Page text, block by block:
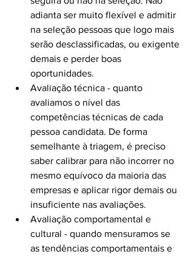
adianta ser muito flexível e admitir
na seleção pessoas que logo mais
serão desclassificadas, ou exigente
demais e perder boas
oportunidades.
Avaliação técnica - quanto
avaliamos o nível das
competências técnicas de cada
pessoa candidata. De forma
semelhante à triagem, é preciso
saber calibrar para não incorrer no
mesmo equívoco da maioria das
empresas e aplicar rigor demais ou
insuficiente nas avaliações.
Avaliação comportamental e
cultural - quando mensuramos se
as tendências comportamentais e